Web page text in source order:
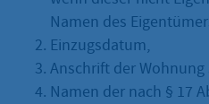
Namen des
Einzugsdatum,
Anschrift der Wohnung
Namen der nach § 17